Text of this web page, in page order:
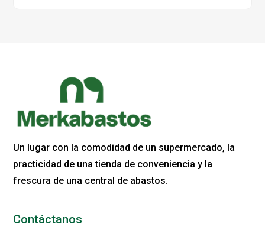
Un lugar con la comodidad de un supermercado, la
practicidad de una tienda de conveniencia y la
frescura de una central de abastos.
Contáctanos